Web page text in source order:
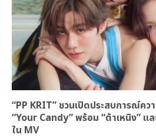
“PP KRIT” ชวนเปิดประสบการณ์คว
“Your Candy” พร้อม “ต้าเหนิง” แ
ใน MV